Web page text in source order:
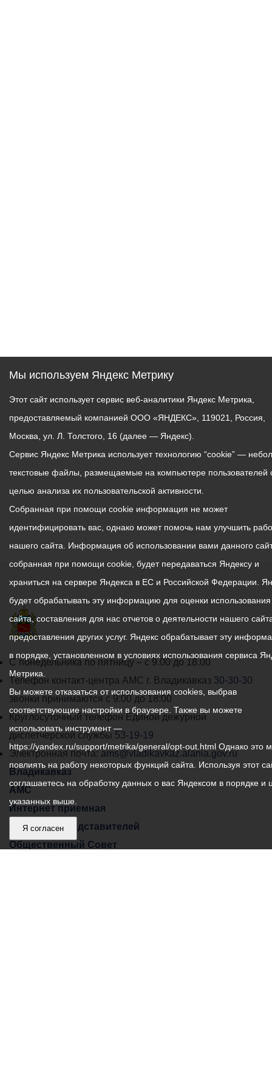
График
работы
администрации
местного
самоуправления
города
Владикавказ:
С понедельника по пятницу – с 9.00 до 18.00
Телефон контакт-центра АМС г. Владикавказ 30-30-30
звонки принимаются с 9:00 до 18:00
Круглосуточный телефон Единой дежурной
диспетчерской службы 53-19-19
Электронная почта: ams@vladikavkaz.alania.gov.ru
Владикавказ
АМС
Интернет приемная
Собрание представителей
Общественный Совет
Мы используем Яндекс Метрику
Этот сайт использует сервис веб-аналитики Яндекс Метрика,
предоставляемый компанией ООО «ЯНДЕКС», 119021, Россия,
Москва, ул. Л. Толстого, 16 (далее — Яндекс).
Сервис Яндекс Метрика использует технологию “cookie” —
текстовые файлы, размещаемые на компьютере пользователей
целью анализа их пользовательской активности.
Собранная при помощи cookie информация не может
идентифицировать вас, однако может помочь нам улучшить
нашего сайта. Информация об использовании вами данного
собранная при помощи cookie, будет передаваться Яндексу и
храниться на сервере Яндекса в ЕС и Российской Федерации.
будет обрабатывать эту информацию для оценки
сайта, составления для нас отчетов о деятельности нашего
предоставления других услуг. Яндекс обрабатывает эту
в порядке, установленном в условиях использования сервиса
Метрика.
Вы можете отказаться от использования cookies, выбрав
соответствующие настройки в браузере. Также вы можете
использовать инструмент —
https://yandex.ru/support/metrika/general/opt-out.html Однако это
повлиять на работу некоторых функций сайта. Используя этот
соглашаетесь на обработку данных о вас Яндексом в порядке и
указанных выше.
Я согласен